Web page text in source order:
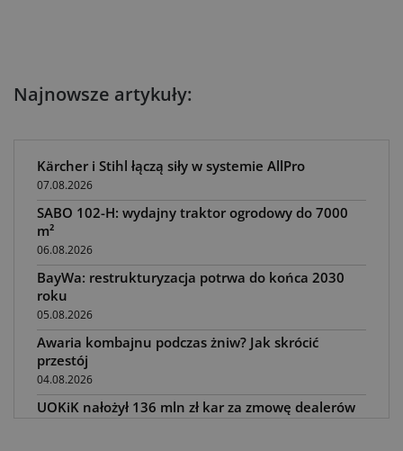
Najnowsze artykuły:
Kärcher i Stihl łączą siły w systemie AllPro
07.08.2026
SABO 102-H: wydajny traktor ogrodowy do 7000
m²
06.08.2026
BayWa: restrukturyzacja potrwa do końca 2030
roku
05.08.2026
Awaria kombajnu podczas żniw? Jak skrócić
przestój
04.08.2026
UOKiK nałożył 136 mln zł kar za zmowę dealerów